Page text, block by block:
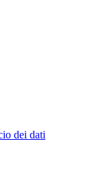
dei dati